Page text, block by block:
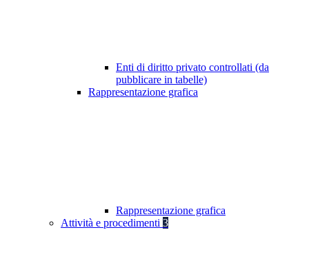
Enti di diritto privato controllati (da
pubblicare in tabelle)
Rappresentazione grafica
Rappresentazione grafica
Attività e procedimenti 3